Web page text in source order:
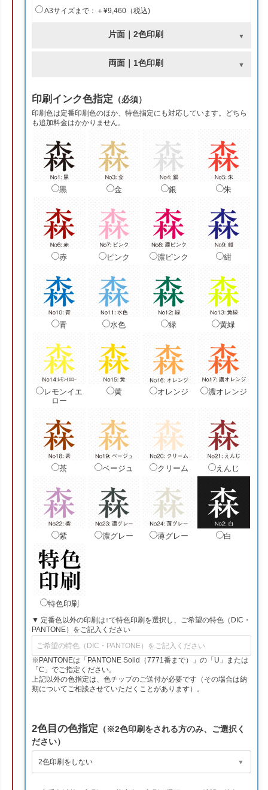
A3サイズまで：＋¥9,460（税込)
片面｜2色印刷
両面｜1色印刷
印刷インク色指定 （必須）
印刷色は定番印刷色のほか、特色指定にも対応しています。どちら
も追加料金はかかりません。
黒 金 銀 朱
赤 ピンク 濃ピンク 紺
青 水色 緑 黄緑
レモンイエ
ロー
黄 オレンジ 濃オレンジ
茶 ベージュ クリーム えんじ
紫 濃グレー 薄グレー 白
特色印刷
▼ 定番色以外の印刷は↑で特色印刷を選択し、ご希望の特色（DIC・
PANTONE）をご記入ください
※PANTONEは「PANTONE Solid（7771番まで）」の「U」または
「C」でご指定ください。
上記以外の色指定は、色チップのご送付が必要です（その場合は納
期についてご相談させていただくことがあります）。
2色目の色指定 （※2色印刷をされる方のみ、ご選択く
ださい）